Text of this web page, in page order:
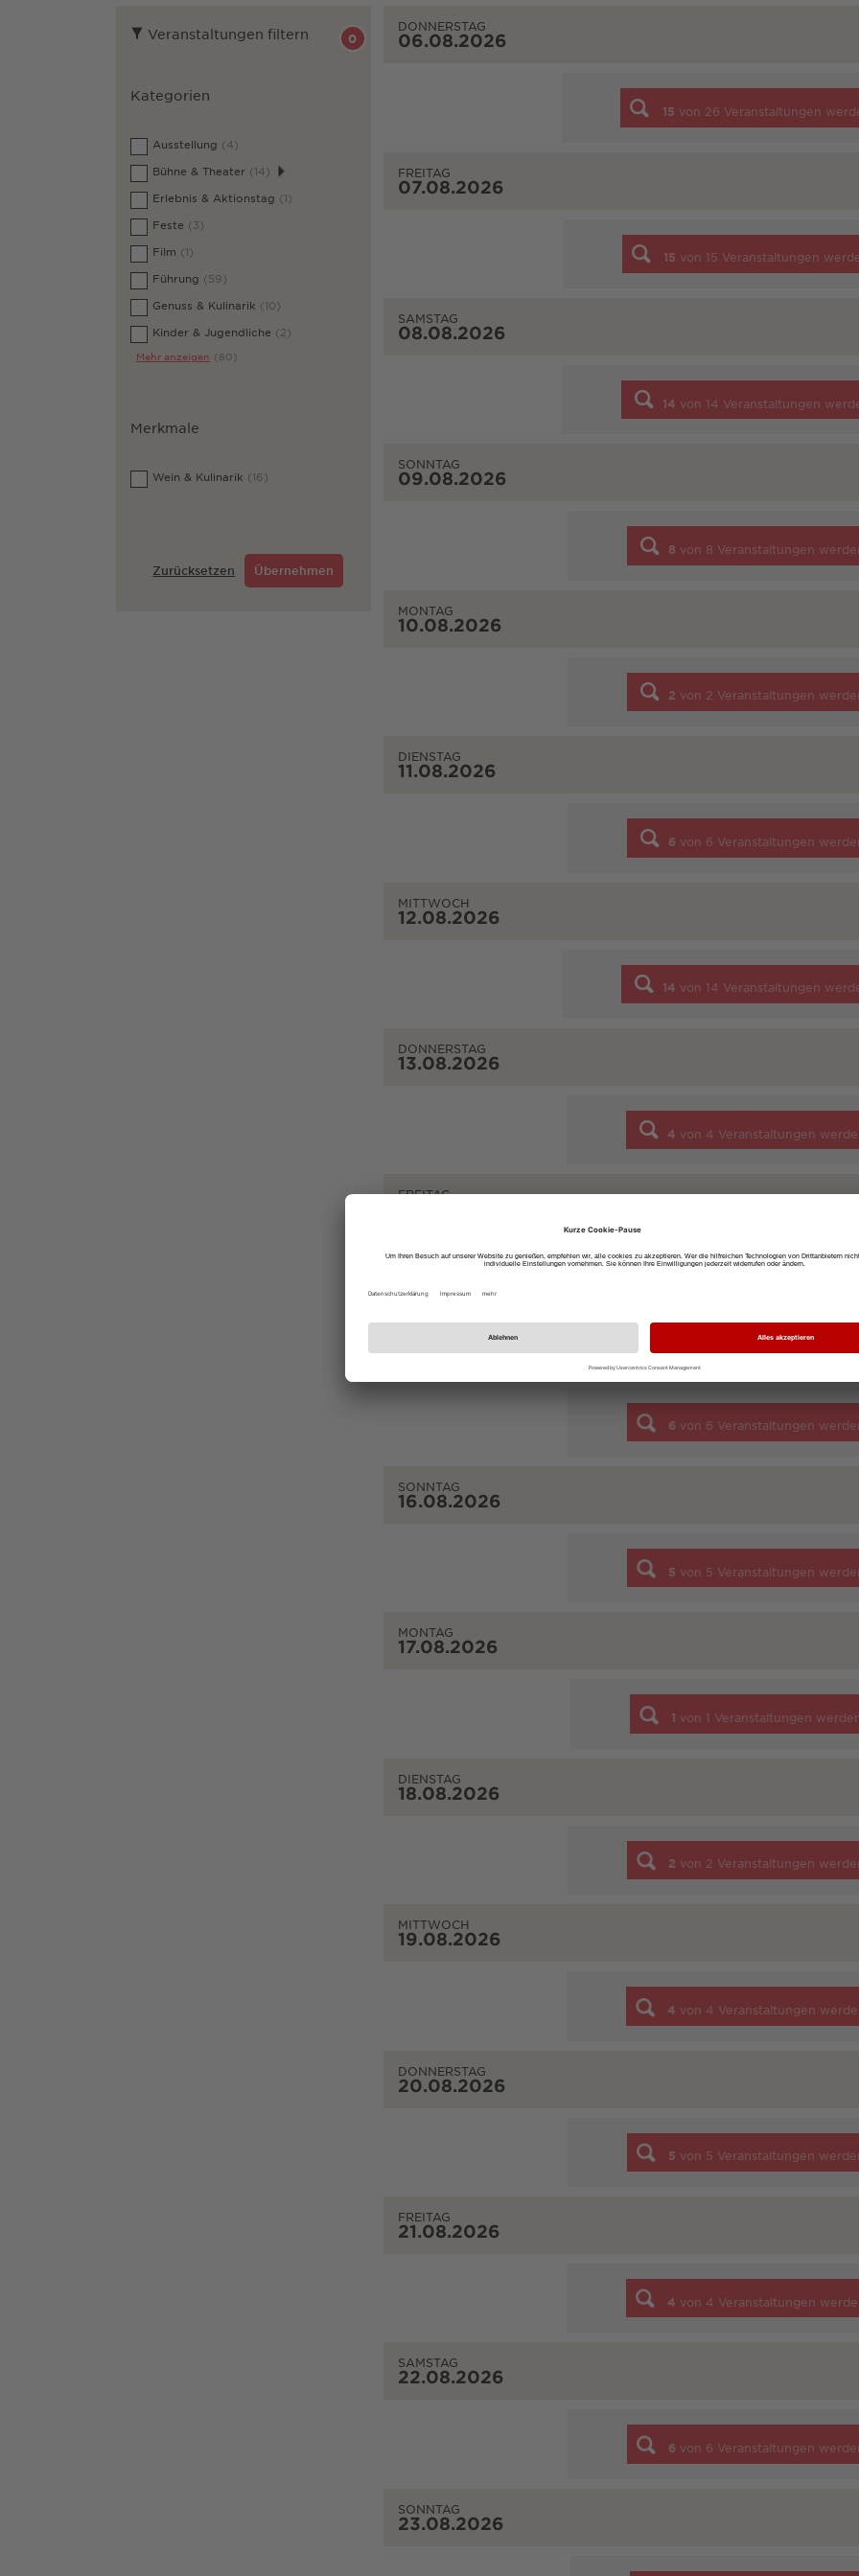
Veranstaltungen filtern 0
Kategorien
Ausstellung (4)
Bühne & Theater (14)
Erlebnis & Aktionstag (1)
Feste (3)
Film (1)
Führung (59)
Genuss & Kulinarik (10)
Kinder & Jugendliche (2)
Mehr anzeigen (80)
Merkmale
Wein & Kulinarik (16)
Zurücksetzen Übernehmen
DONNERSTAG
06.08.2026
15 von 26 Veranstaltungen
FREITAG
07.08.2026
15 von 15 Veranstaltungen
SAMSTAG
08.08.2026
14 von 14 Veranstaltungen
SONNTAG
09.08.2026
8 von 8 Veranstaltungen
MONTAG
10.08.2026
2 von 2 Veranstaltungen
DIENSTAG
11.08.2026
6 von 6 Veranstaltungen
MITTWOCH
12.08.2026
14 von 14 Veranstaltungen
DONNERSTAG
13.08.2026
4 von 4 Veranstaltungen
FREITAG
15.08.2026
6 von 6 Veranstaltungen
SONNTAG
16.08.2026
5 von 5 Veranstaltungen
MONTAG
17.08.2026
1 von 1 Veranstaltungen
DIENSTAG
18.08.2026
2 von 2 Veranstaltungen
MITTWOCH
19.08.2026
4 von 4 Veranstaltungen
DONNERSTAG
20.08.2026
5 von 5 Veranstaltungen
FREITAG
21.08.2026
4 von 4 Veranstaltungen
SAMSTAG
22.08.2026
6 von 6 Veranstaltungen
SONNTAG
23.08.2026